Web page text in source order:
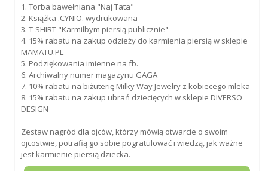
1. Torba bawełniana "Naj Tata"
2. Książka .CYNIO. wydrukowana
3. T-SHIRT "Karmiłbym piersią publicznie"
4. 15% rabatu na zakup odzieży do karmienia piersią w sklepie
MAMATU.PL
5. Podziękowania imienne na fb.
6. Archiwalny numer magazynu GAGA
7. 10% rabatu na biżuterię Milky Way Jewelry z kobiecego mleka
8. 15% rabatu na zakup ubrań dziecięcych w sklepie DIVERSO
DESIGN
Zestaw nagród dla ojców, którzy mówią otwarcie o swoim
ojcostwie, potrafią go sobie pogratulować i wiedzą, jak ważne
jest karmienie piersią dziecka.